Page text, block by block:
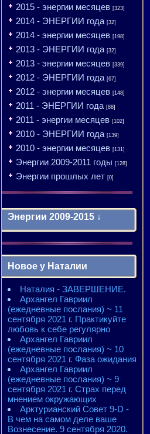
2015 - энергии месяцев [323]
2014 - ЭНЕРГИИ года [32]
2014 - энергии месяцев [198]
2013 - ЭНЕРГИИ года [32]
2013 - энергии месяцев [339]
2012 - ЭНЕРГИИ года [67]
2012 - энергии месяцев [148]
2011 - ЭНЕРГИИ года [88]
2011 - энергии месяцев [102]
2010 - ЭНЕРГИИ года [139]
2010 - энергии месяцев [131]
Энергии 2009-2011 годы [128]
Энергии прошлых лет [0]
Энергии 2009-2015 ↓
2010 - энергии месяцев
2010 - ЭНЕРГИИ года
2011 - энергии месяцев
2011 - ЭНЕРГИИ года
2012 - энергии месяцев
2012 - ЭНЕРГИИ года
2013 - энергии месяцев
2013 - ЭНЕРГИИ года
2014 - энергии месяцев
2014 - ЭНЕРГИИ года
2015 - энергии месяцев
2015 - ЭНЕРГИИ года
Новое у Наталии
Наталия - ЗАВЕРШЕНИЕ.
Архангел Гавриил
(ежедневные послания) ~ 11
сентября 2021 г. Практикуйте
любовь к себе регулярно
Архангел Гавриил
(ежедневные послания) ~ 10
сентября 2021 г. Фаза ожидания
Архангел Гавриил
(ежедневные послания) ~ 9
сентября 2021 г. Страх перед
мнением окружающих
Арктурианский Совет 9-D -
В чем на самом деле ваше
Вознесение. 9 сентября 2020.